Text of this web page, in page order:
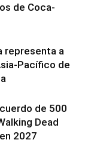
de Coca-
representa a
Pacífico de
de 500
Dead
2027